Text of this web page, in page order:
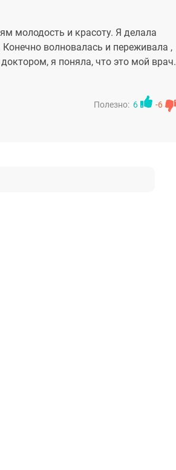
молодость и красоту. Я делала
волновалась и переживала ,
я поняла, что это мой врач.
Полезно: 6 -6